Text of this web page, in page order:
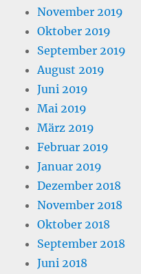
November 2019
Oktober 2019
September 2019
August 2019
Juni 2019
Mai 2019
März 2019
Februar 2019
Januar 2019
Dezember 2018
November 2018
Oktober 2018
September 2018
Juni 2018